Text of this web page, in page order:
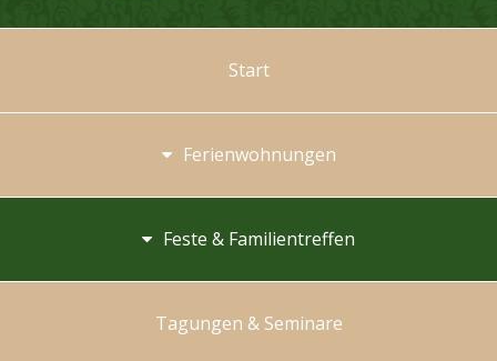
Start
Ferienwohnungen
Feste & Familientreffen
Tagungen & Seminare